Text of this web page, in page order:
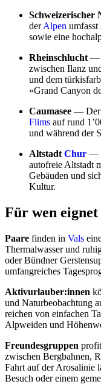
Schweizerischer
derAlpen umfasst
sowie eine
Rheinschlucht —
zwischen Ilanz
und dem
«Grand Canyon
Caumasee — Der
Flims auf rund
und während der
Altstadt Chur —
autofreie Altstadt
Gebäuden und
Kultur.
Für wen
Paare finden in Vals
Thermalwasser und
oder Bündner
umfangreiches
Aktivurlauber:innen
und Naturbeobachtung
reichen von einfachen
Alpweiden und
Freundesgruppen
zwischen Bergbahnen,
Fahrt auf der Arosalinie
Besuch oder einem